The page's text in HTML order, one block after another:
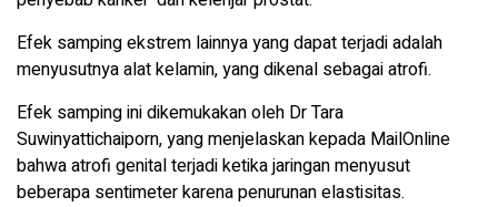
Efek samping ekstrem lainnya yang dapat terjadi adalah
menyusutnya alat kelamin, yang dikenal sebagai atrofi.
Efek samping ini dikemukakan oleh Dr Tara
Suwinyattichaiporn, yang menjelaskan kepada MailOnline
bahwa atrofi genital terjadi ketika jaringan menyusut
beberapa sentimeter karena penurunan elastisitas.